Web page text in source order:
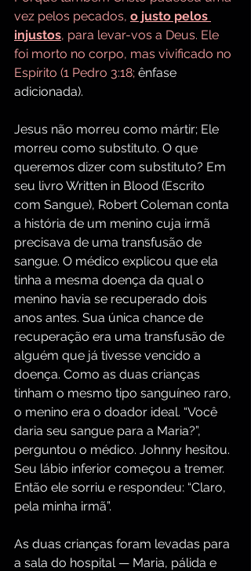
vez pelos pecados, o justo pelos
injustos, para levar-vos a Deus. Ele
foi morto no corpo, mas vivificado no
Espírito (1 Pedro 3:18; ênfase
adicionada).
Jesus não morreu como mártir; Ele
morreu como substituto. O que
queremos dizer com substituto? Em
seu livro Written in Blood (Escrito
com Sangue), Robert Coleman conta
a história de um menino cuja irmã
precisava de uma transfusão de
sangue. O médico explicou que ela
tinha a mesma doença da qual o
menino havia se recuperado dois
anos antes. Sua única chance de
recuperação era uma transfusão de
alguém que já tivesse vencido a
doença. Como as duas crianças
tinham o mesmo tipo sanguíneo raro,
o menino era o doador ideal. “Você
daria seu sangue para a Maria?”,
perguntou o médico. Johnny hesitou.
Seu lábio inferior começou a tremer.
Então ele sorriu e respondeu: “Claro,
pela minha irmã”.
As duas crianças foram levadas para
a sala do hospital — Maria, pálida e